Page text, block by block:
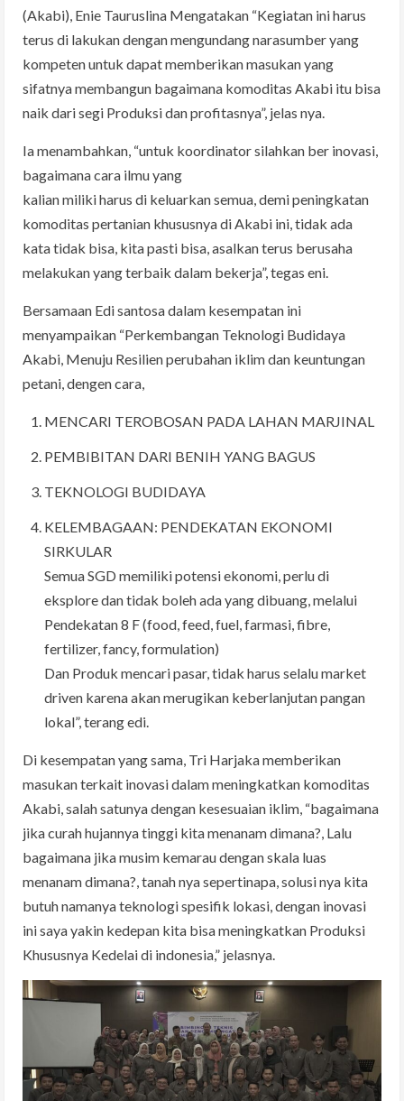
(Akabi), Enie Tauruslina Mengatakan “Kegiatan ini harus
terus di lakukan dengan mengundang narasumber yang
kompeten untuk dapat memberikan masukan yang
sifatnya membangun bagaimana komoditas Akabi itu bisa
naik dari segi Produksi dan profitasnya”, jelas nya.
Ia menambahkan, “untuk koordinator silahkan ber inovasi,
bagaimana cara ilmu yang
kalian miliki harus di keluarkan semua, demi peningkatan
komoditas pertanian khususnya di Akabi ini, tidak ada
kata tidak bisa, kita pasti bisa, asalkan terus berusaha
melakukan yang terbaik dalam bekerja”, tegas eni.
Bersamaan Edi santosa dalam kesempatan ini
menyampaikan “Perkembangan Teknologi Budidaya
Akabi, Menuju Resilien perubahan iklim dan keuntungan
petani, dengen cara,
MENCARI TEROBOSAN PADA LAHAN MARJINAL
PEMBIBITAN DARI BENIH YANG BAGUS
TEKNOLOGI BUDIDAYA
KELEMBAGAAN: PENDEKATAN EKONOMI
SIRKULAR
Semua SGD memiliki potensi ekonomi, perlu di
eksplore dan tidak boleh ada yang dibuang, melalui
Pendekatan 8 F (food, feed, fuel, farmasi, fibre,
fertilizer, fancy, formulation)
Dan Produk mencari pasar, tidak harus selalu market
driven karena akan merugikan keberlanjutan pangan
lokal”, terang edi.
Di kesempatan yang sama, Tri Harjaka memberikan
masukan terkait inovasi dalam meningkatkan komoditas
Akabi, salah satunya dengan kesesuaian iklim, “bagaimana
jika curah hujannya tinggi kita menanam dimana?, Lalu
bagaimana jika musim kemarau dengan skala luas
menanam dimana?, tanah nya sepertinapa, solusi nya kita
butuh namanya teknologi spesifik lokasi, dengan inovasi
ini saya yakin kedepan kita bisa meningkatkan Produksi
Khususnya Kedelai di indonesia,” jelasnya.